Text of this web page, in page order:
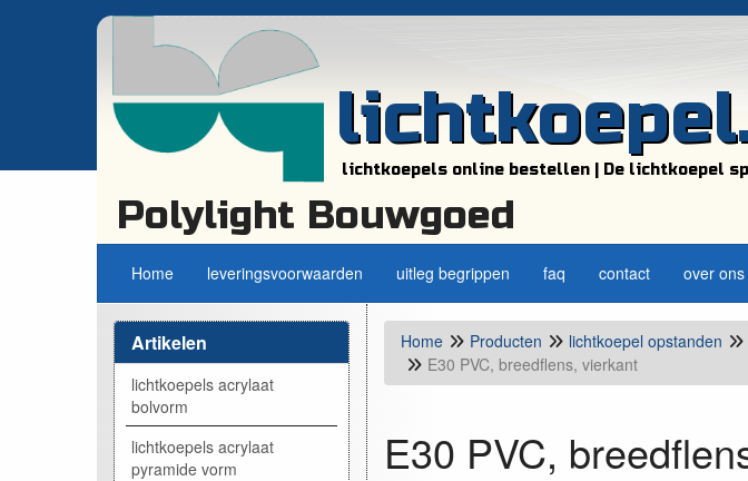
lichtkoepels online bestellen | De lichtkoepel
Polylight Bouwgoed
Home leveringsvoorwaarden uitleg begrippen faq contact over ons
Artikelen
lichtkoepels acrylaat
bolvorm
lichtkoepels acrylaat
pyramide vorm
Home Producten lichtkoepel opstanden
E30 PVC, breedflens, vierkant
E30 PVC,